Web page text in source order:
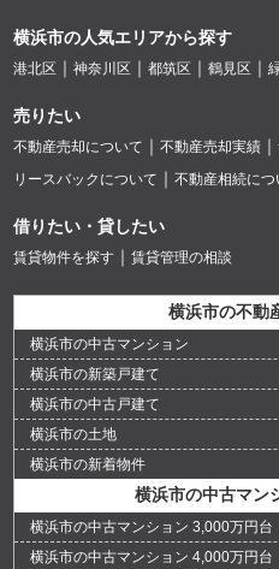
横浜市の人気エリアから探す
港北区 神奈川区 都筑区 鶴見区
売りたい
不動産売却について 不動産売却実績
リースバックについて
不動産相続につ
借りたい・貸したい
賃貸物件を探す 賃貸管理の相談
横浜市の不動
横浜市の中古マンション
横浜市の新築戸建て
横浜市の中古戸建て
横浜市の土地
横浜市の新着物件
横浜市の中古マン
横浜市の中古マンション 3,000万円台
横浜市の中古マンション 4,000万円台